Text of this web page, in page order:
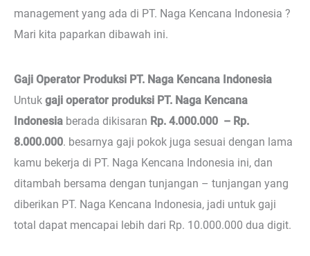
management yang ada di PT. Naga Kencana Indonesia ?
Mari kita paparkan dibawah ini.
Gaji Operator Produksi PT. Naga Kencana Indonesia
Untuk gaji operator produksi PT. Naga Kencana
Indonesia berada dikisaran Rp. 4.000.000 – Rp.
8.000.000. besarnya gaji pokok juga sesuai dengan lama
kamu bekerja di PT. Naga Kencana Indonesia ini, dan
ditambah bersama dengan tunjangan – tunjangan yang
diberikan PT. Naga Kencana Indonesia, jadi untuk gaji
total dapat mencapai lebih dari Rp. 10.000.000 dua digit.